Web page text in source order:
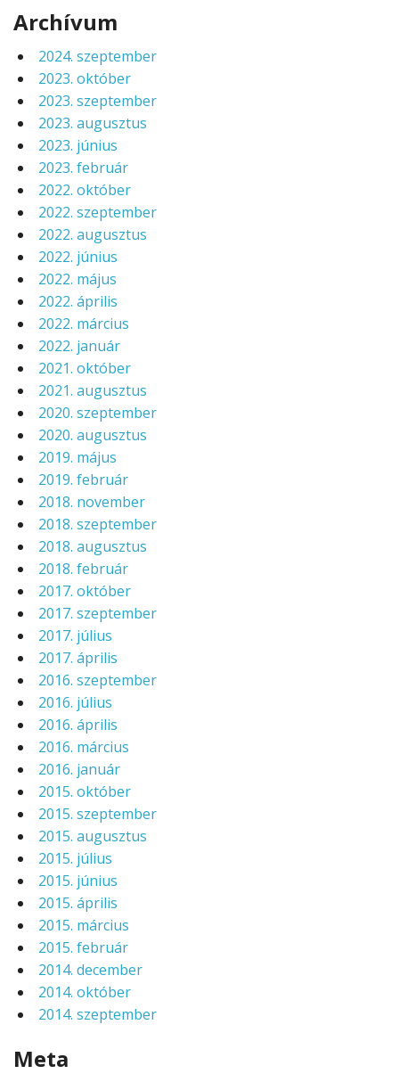
Archívum
2024. szeptember
2023. október
2023. szeptember
2023. augusztus
2023. június
2023. február
2022. október
2022. szeptember
2022. augusztus
2022. június
2022. május
2022. április
2022. március
2022. január
2021. október
2021. augusztus
2020. szeptember
2020. augusztus
2019. május
2019. február
2018. november
2018. szeptember
2018. augusztus
2018. február
2017. október
2017. szeptember
2017. július
2017. április
2016. szeptember
2016. július
2016. április
2016. március
2016. január
2015. október
2015. szeptember
2015. augusztus
2015. július
2015. június
2015. április
2015. március
2015. február
2014. december
2014. október
2014. szeptember
Meta